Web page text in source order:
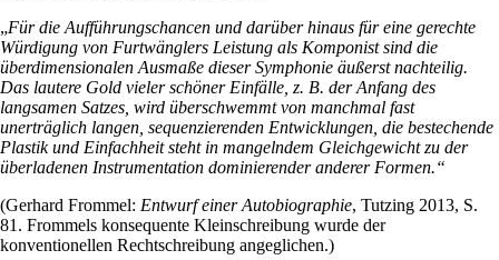
„Für die Aufführungschancen und darüber hinaus für eine gerechte
Würdigung von Furtwänglers Leistung als Komponist sind die
überdimensionalen Ausmaße dieser Symphonie äußerst nachteilig.
Das lautere Gold vieler schöner Einfälle, z. B. der Anfang des
langsamen Satzes, wird überschwemmt von manchmal fast
unerträglich langen, sequenzierenden Entwicklungen, die bestechende
Plastik und Einfachheit steht in mangelndem Gleichgewicht zu der
überladenen Instrumentation dominierender anderer Formen.“
(Gerhard Frommel: Entwurf einer Autobiographie, Tutzing 2013, S.
81. Frommels konsequente Kleinschreibung wurde der
konventionellen Rechtschreibung angeglichen.)